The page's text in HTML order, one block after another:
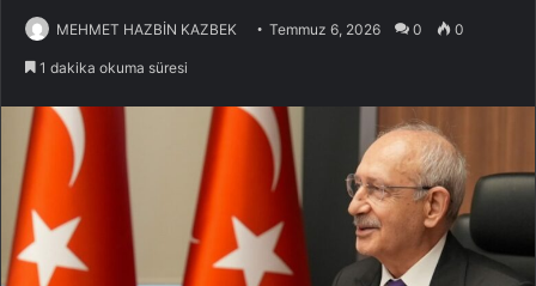
MEHMET HAZBİN KAZBEK Temmuz 6, 2026 0 0
1 dakika okuma süresi